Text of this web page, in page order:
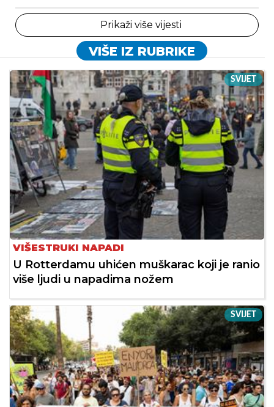
Prikaži više vijesti
VIŠE IZ RUBRIKE
SVIJET
VIŠESTRUKI NAPADI
U Rotterdamu uhićen muškarac koji je ranio
više ljudi u napadima nožem
SVIJET